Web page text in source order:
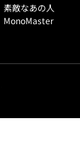
素敵なあの人
MonoMaster